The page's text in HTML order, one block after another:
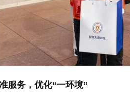
服务，优化“一环境”